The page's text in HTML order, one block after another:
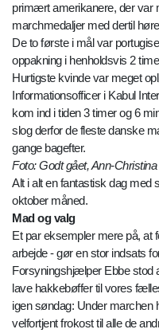
primært amerikanere, der var
marchmedaljer med dertil
De to første i mål var
oppakning i henholdsvis 2
Hurtigste kvinde var meget
Informationsofficer i Kabul
kom ind i tiden 3 timer og 6
slog derfor de fleste danske
gange bagefter.
Foto: Godt gået, Ann-Christina
Alt i alt en fantastisk dag med
oktober måned.
Mad og valg
Et par eksempler mere på, at
arbejde - gør en stor indsats
Forsyningshjælper Ebbe stod
lave hakkebøffer til vores
igen søndag: Under marchen
velfortjent frokost til alle de